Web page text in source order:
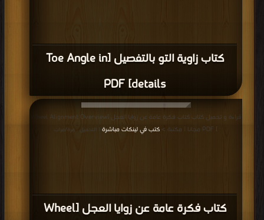
كتاب زاوية التو بالتفصيل [Toe Angle in
details] PDF
كتاب فكرة عامة عن زوايا العجل [Wheel
قراءة و تحميل كتاب كتاب فكرة عامة عن زوايا العجل [Wheel Alignment Overview
] PDF مجانا | مكتبة >
كتب في لينكات مباشرة | التحميل : مرة/مرات